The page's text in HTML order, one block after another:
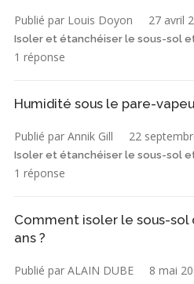
Publié par Louis Doyon 27 avril
Isoler et étanchéiser le sous-sol
1 réponse
Humidité sous le pare-
Publié par Annik Gill 22
Isoler et étanchéiser le sous-sol
1 réponse
Comment isoler le sous-sol
ans ?
Publié par ALAIN DUBE 8 mai